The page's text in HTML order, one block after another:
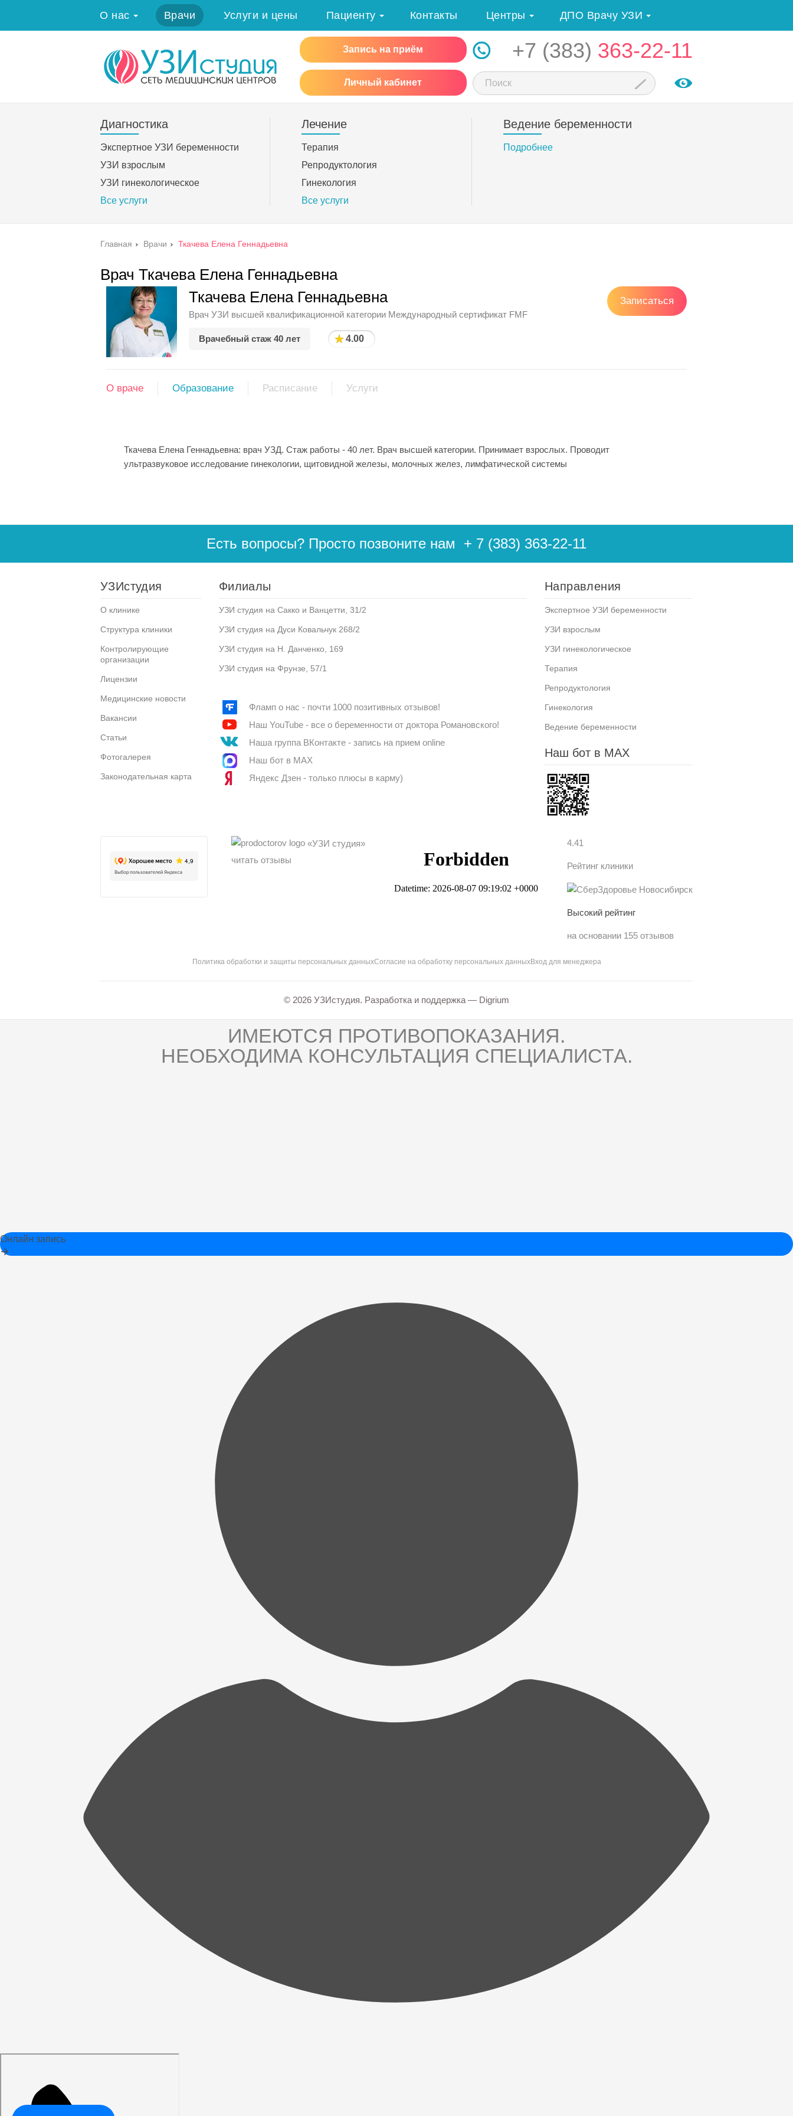
О нас Врачи Услуги и цены Пациенту Контакты Центры ДПО Врачу УЗИ
Запись на приём +7 (383) 363-22-11
Личный кабинет
Диагностика
Экспертное УЗИ беременности
УЗИ взрослым
УЗИ гинекологическое
Все услуги
Лечение
Терапия
Репродуктология
Гинекология
Все услуги
Ведение беременности
Подробнее
Главная › Врачи › Ткачева Елена Геннадьевна
Врач Ткачева Елена Геннадьевна
Ткачева Елена Геннадьевна
Врач УЗИ высшей квалификационной категории Международный сертификат FMF
Врачебный стаж 40 лет ★ 4.00
Записаться
О враче Образование Расписание Услуги
Ткачева Елена Геннадьевна: врач УЗД. Стаж работы - 40 лет. Врач высшей категории. Принимает взрослых. Проводит
ультразвуковое исследование гинекологии, щитовидной железы, молочных желез, лимфатической системы
Есть вопросы? Просто позвоните нам + 7 (383) 363-22-11
УЗИстудия
О клинике
Структура клиники
Контролирующие
организации
Лицензии
Медицинские новости
Вакансии
Статьи
Фотогалерея
Законодательная карта
Филиалы
УЗИ студия на Сакко и Ванцетти, 31/2
УЗИ студия на Дуси Ковальчук 268/2
УЗИ студия на Н. Данченко, 169
УЗИ студия на Фрунзе, 57/1
Фламп о нас - почти 1000 позитивных отзывов!
Наш YouTube - все о беременности от доктора Романовского!
Наша группа ВКонтакте - запись на прием online
Наш бот в MAX
Яндекс Дзен - только плюсы в карму)
Направления
Экспертное УЗИ беременности
УЗИ взрослым
УЗИ гинекологическое
Терапия
Репродуктология
Гинекология
Ведение беременности
Наш бот в MAX
«УЗИ студия»
читать отзывы
4.41
Рейтинг клиники
Высокий рейтинг
на основании 155 отзывов
Политика обработки и защиты персональных данныхСогласие на обработку персональных данныхВход для менеджера
© 2026 УЗИстудия. Разработка и поддержка — Digrium
ИМЕЮТСЯ ПРОТИВОПОКАЗАНИЯ.
НЕОБХОДИМА КОНСУЛЬТАЦИЯ СПЕЦИАЛИСТА.